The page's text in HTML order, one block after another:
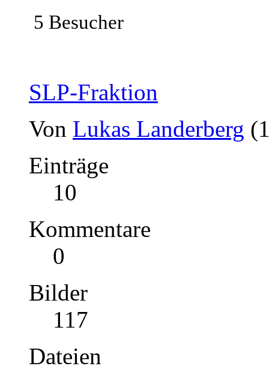
5 Besucher
SLP-Fraktion
Von Lukas Landerberg
Einträge
10
Kommentare
0
Bilder
117
Dateien